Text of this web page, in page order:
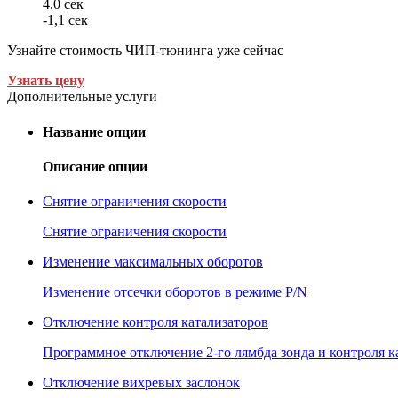
4.0 сек
-1,1 сек
Узнайте стоимость ЧИП-тюнинга уже сейчас
Узнать цену
Дополнительные услуги
Название опции
Описание опции
Снятие ограничения скорости
Снятие ограничения скорости
Изменение максимальных оборотов
Изменение отсечки оборотов в режиме P/N
Отключение контроля катализаторов
Программное отключение 2-го лямбда зонда и контроля
Отключение вихревых заслонок